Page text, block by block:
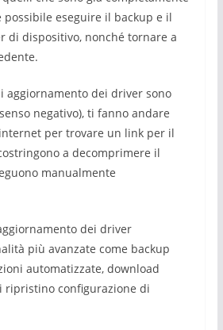
eseguire il backup e il
di dispositivo, nonché tornare a
aggiornamento dei driver sono
negativo), ti fanno andare
per trovare un link per il
a decomprimere il
manualmente
dei driver
più avanzate come backup
automatizzate, download
ripristino configurazione di